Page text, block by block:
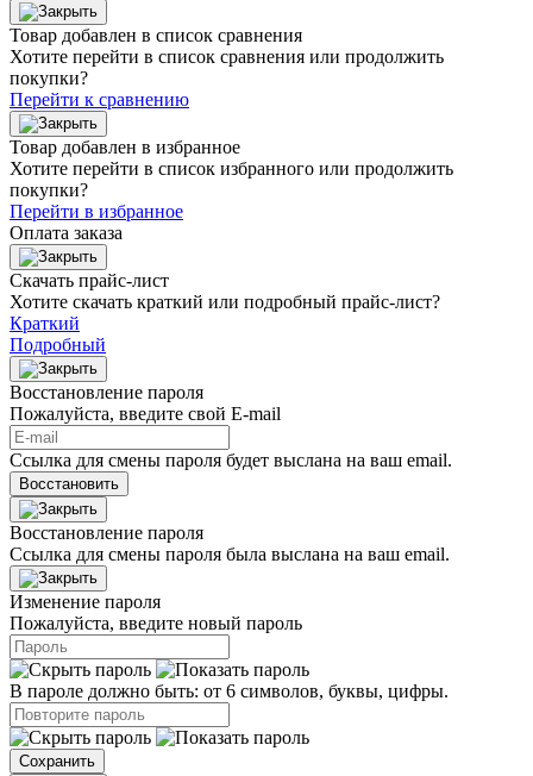
Товар добавлен в список сравнения
Хотите перейти в список сравнения или продолжить
покупки?
Перейти к сравнению
Товар добавлен в избранное
Хотите перейти в список избранного или продолжить
покупки?
Перейти в избранное
Оплата заказа
Скачать прайс-лист
Хотите скачать краткий или подробный прайс-лист?
Краткий
Подробный
Восстановление пароля
Пожалуйста, введите свой E‑mail
Ссылка для смены пароля будет выслана на ваш email.
Восстановить
Восстановление пароля
Ссылка для смены пароля была выслана на ваш email.
Изменение пароля
Пожалуйста, введите новый пароль
В пароле должно быть: от 6 символов, буквы, цифры.
Сохранить